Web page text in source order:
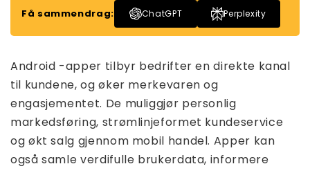
Få sammendrag: ChatGPT Perplexity
Android -apper tilbyr bedrifter en direkte kanal
til kundene, og øker merkevaren og
engasjementet. De muliggjør personlig
markedsføring, strømlinjeformet kundeservice
og økt salg gjennom mobil handel. Apper kan
også samle verdifulle brukerdata, informere